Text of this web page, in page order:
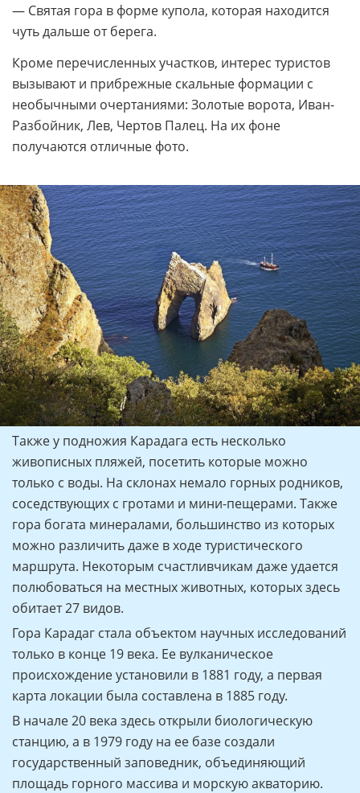
— Святая гора в форме купола, которая находится
чуть дальше от берега.
Кроме перечисленных участков, интерес туристов
вызывают и прибрежные скальные формации с
необычными очертаниями: Золотые ворота, Иван-
Разбойник, Лев, Чертов Палец. На их фоне
получаются отличные фото.
Также у подножия Карадага есть несколько
живописных пляжей, посетить которые можно
только с воды. На склонах немало горных родников,
соседствующих с гротами и мини-пещерами. Также
гора богата минералами, большинство из которых
можно различить даже в ходе туристического
маршрута. Некоторым счастливчикам даже удается
полюбоваться на местных животных, которых здесь
обитает 27 видов.
Гора Карадаг стала объектом научных исследований
только в конце 19 века. Ее вулканическое
происхождение установили в 1881 году, а первая
карта локации была составлена в 1885 году.
В начале 20 века здесь открыли биологическую
станцию, а в 1979 году на ее базе создали
государственный заповедник, объединяющий
площадь горного массива и морскую акваторию.